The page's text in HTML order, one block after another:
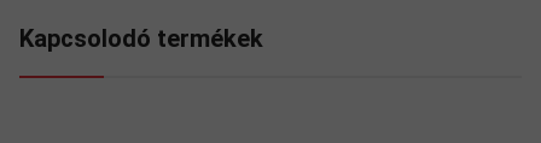
Kapcsolodó termékek